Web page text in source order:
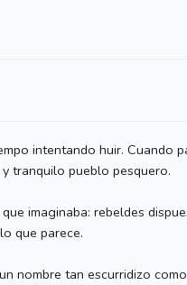
intentando huir. Cuando
tranquilo pueblo pesquero.
imaginaba: rebeldes
que parece.
nombre tan escurridizo